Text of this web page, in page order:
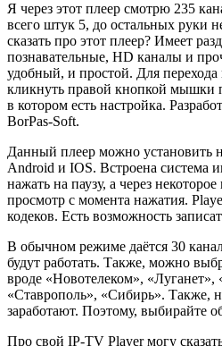
Я через этот плеер смотрю 235
всего штук 5, до остальных руки
сказать про этот плеер? Имеет
познавательные, HD каналы и
удобный, и простой. Для
кликнуть правой кнопкой мышки
в котором есть настройка.
BorPas-Soft.
Данный плеер можно установить
Android и IOS. Встроена система
нажать на паузу, а через
просмотр с момента нажатия.
кодеков. Есть возможность
В обычном режиме даётся 30
будут работать. Также, можно
вроде «Новотелеком», «Луганет»,
«Ставрополь», «Сибирь». Также,
заработают. Поэтому, выбирайте
Про свой IP-TV Player могу